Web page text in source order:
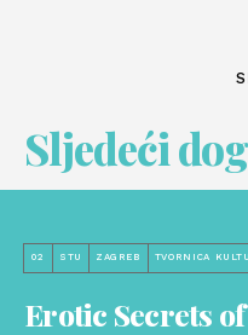
Sljedeći
02 STU ZAGREB TVORNICA
Erotic Secrets